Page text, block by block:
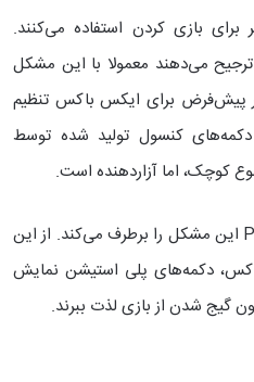
برای بازی کردن استفاده می‌کنند.
می‌دهند معمولا با این مشکل
پیش‌فرض برای ایکس باکس تنظیم
کنسول تولید شده توسط
کوچک، اما آزاردهنده است.
ماد Playstation Button Layout این مشکل را برطرف می‌کند. از این
دکمه‌های پلی استیشن نمایش
گیج شدن از بازی لذت ببرند.